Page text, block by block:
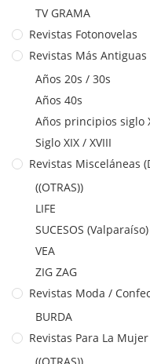
TV GRAMA
Revistas Fotonovelas
Revistas Más Antiguas
Años 20s / 30s
Años 40s
Años principios siglo
Siglo XIX / XVIII
Revistas Misceláneas
((OTRAS))
LIFE
SUCESOS (Valparaíso)
VEA
ZIG ZAG
Revistas Moda /
BURDA
Revistas Para La Mujer
((OTRAS))